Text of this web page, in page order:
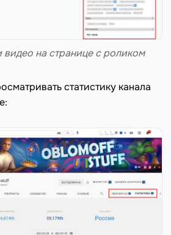
видео на странице с роликом
статистику канала